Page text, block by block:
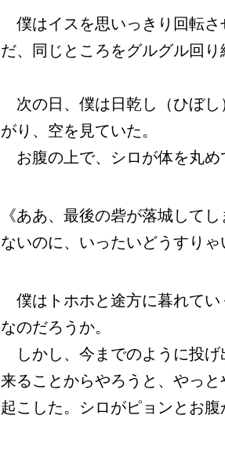
僕はイスを思いっきり回転さ
だ、同じところをグルグル回り
次の日、僕は日乾し（ひぼし
がり、空を見ていた。
お腹の上で、シロが体を丸め
《ああ、最後の砦が落城して
ないのに、いったいどうすり
僕はトホホと途方に暮れてい
なのだろうか。
しかし、今までのように投げ
来ることからやろうと、やっ
起こした。シロがピョンとお